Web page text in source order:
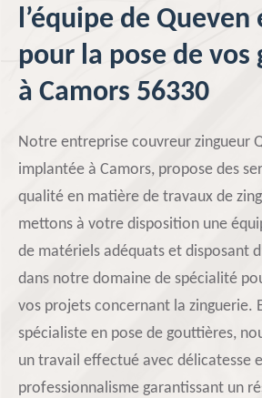
l’équipe de
pour la pose de vos
à Camors 56330
Notre entreprise couvreur zingueur
implantée à Camors, propose des
qualité en matière de travaux de
mettons à votre disposition une
de matériels adéquats et disposant
dans notre domaine de spécialité
vos projets concernant la zinguerie.
spécialiste en pose de gouttières,
un travail effectué avec délicatesse
professionnalisme garantissant un